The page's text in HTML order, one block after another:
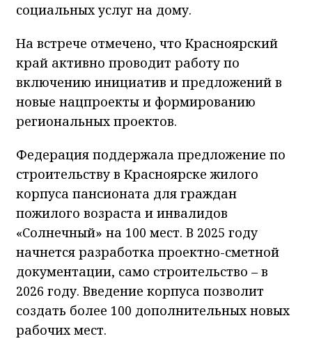
социальных услуг на дому.
На встрече отмечено, что Красноярский
край активно проводит работу по
включению инициатив и предложений в
новые нацпроекты и формированию
региональных проектов.
Федерация поддержала предложение по
строительству в Красноярске жилого
корпуса пансионата для граждан
пожилого возраста и инвалидов
«Солнечный» на 100 мест. В 2025 году
начнется разработка проектно-сметной
документации, само строительство – в
2026 году. Введение корпуса позволит
создать более 100 дополнительных новых
рабочих мест.